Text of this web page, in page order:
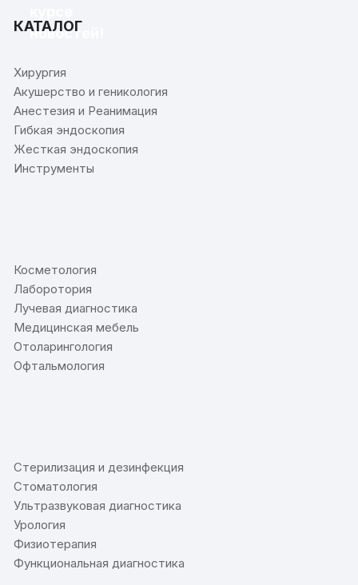
новостей!
КАТАЛОГ
Хирургия
Акушерство и геникология
Анестезия и Реанимация
Гибкая эндоскопия
Жесткая эндоскопия
Инструменты
Косметология
Лаборотория
Лучевая диагностика
Медицинская мебель
Отоларингология
Офтальмология
Стерилизация и дезинфекция
Стоматология
Ультразвуковая диагностика
Урология
Физиотерапия
Функциональная диагностика